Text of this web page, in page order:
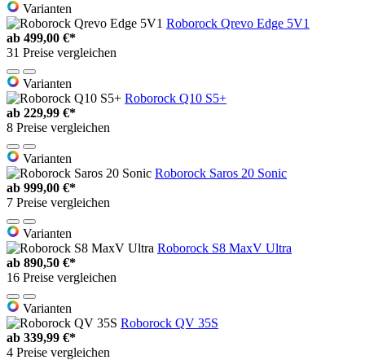
Varianten
Roborock Qrevo Edge 5V1
ab 499,00 €*
31 Preise vergleichen
Varianten
Roborock Q10 S5+
ab 229,99 €*
8 Preise vergleichen
Varianten
Roborock Saros 20 Sonic
ab 999,00 €*
7 Preise vergleichen
Varianten
Roborock S8 MaxV Ultra
ab 890,50 €*
16 Preise vergleichen
Varianten
Roborock QV 35S
ab 339,99 €*
4 Preise vergleichen